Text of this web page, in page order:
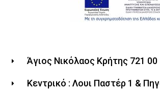
Άγιος Νικόλαος Κρήτης 721 00
Κεντρικό : Λουι Παστέρ 1 &